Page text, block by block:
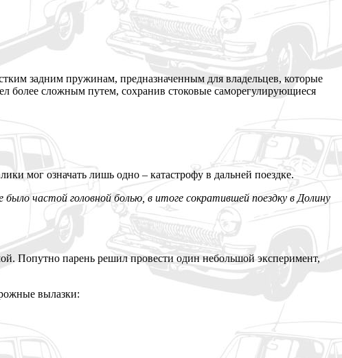
задним пружинам, предназначенным для владельцев, которые
более сложным путем, сохранив стоковые саморегулирующиеся
мог означать лишь одно – катастрофу в дальней поездке.
частой головной болью, в итоге сократившей поездку в Долину
Попутно парень решил провести один небольшой эксперимент,
вылазки: